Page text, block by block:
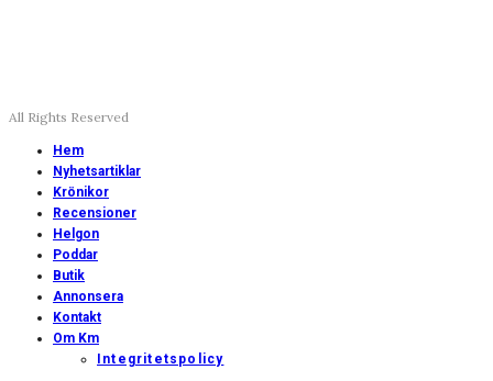
All Rights Reserved
Hem
Nyhetsartiklar
Krönikor
Recensioner
Helgon
Poddar
Butik
Annonsera
Kontakt
Om Km
Integritetspolicy